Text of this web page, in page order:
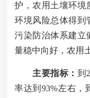
护，农用土壤环境
环境风险总体得到
污染防治体系建立
量稳中向好，农用
主要指标： 到
率达到93%左右，